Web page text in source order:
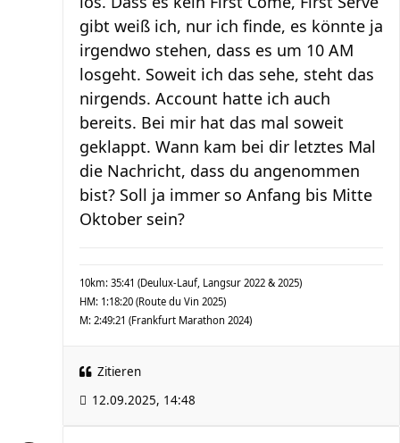
gibt weiß ich, nur ich finde, es könnte ja
irgendwo stehen, dass es um 10 AM
losgeht. Soweit ich das sehe, steht das
nirgends. Account hatte ich auch
bereits. Bei mir hat das mal soweit
geklappt. Wann kam bei dir letztes Mal
die Nachricht, dass du angenommen
bist? Soll ja immer so Anfang bis Mitte
Oktober sein?
10km: 35:41 (Deulux-Lauf, Langsur 2022 & 2025)
HM: 1:18:20 (Route du Vin 2025)
M: 2:49:21 (Frankfurt Marathon 2024)
Zitieren
12.09.2025, 14:48